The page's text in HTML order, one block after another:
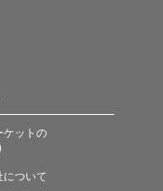
ケットの
ついて